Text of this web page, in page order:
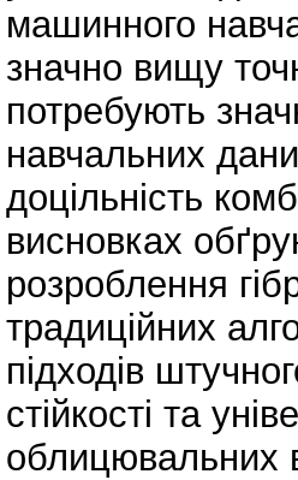
машинного
значно вищу
потребують
навчальних
доцільність
висновках
розроблення
традиційних
підходів
стійкості та
облицювальних